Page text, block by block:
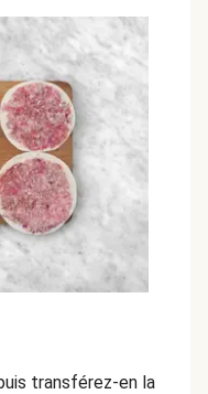
transférez-en la